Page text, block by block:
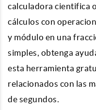
calculadora cientifica
cálculos con
y módulo en una
simples, obtenga
esta herramienta
relacionados con las
de segundos.